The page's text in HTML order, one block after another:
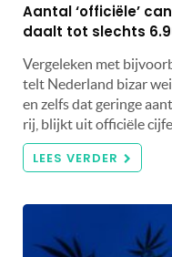
Aantal ‘officiële’
daalt tot slechts
Vergeleken met
telt Nederland bizar
en zelfs dat geringe
rij, blijkt uit officiële
LEES VERDER